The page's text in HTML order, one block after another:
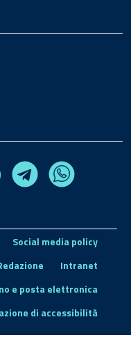
Youtube TelegramWhatsapp
Social media policy
Intranet
e posta elettronica
di accessibilità